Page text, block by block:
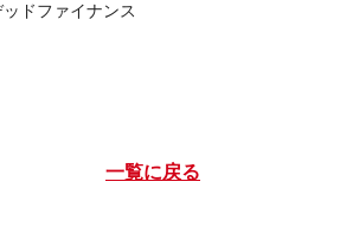
ドファイナンス
一覧に戻る